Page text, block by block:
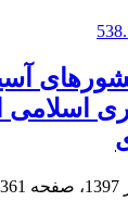
اسلامی
361-379